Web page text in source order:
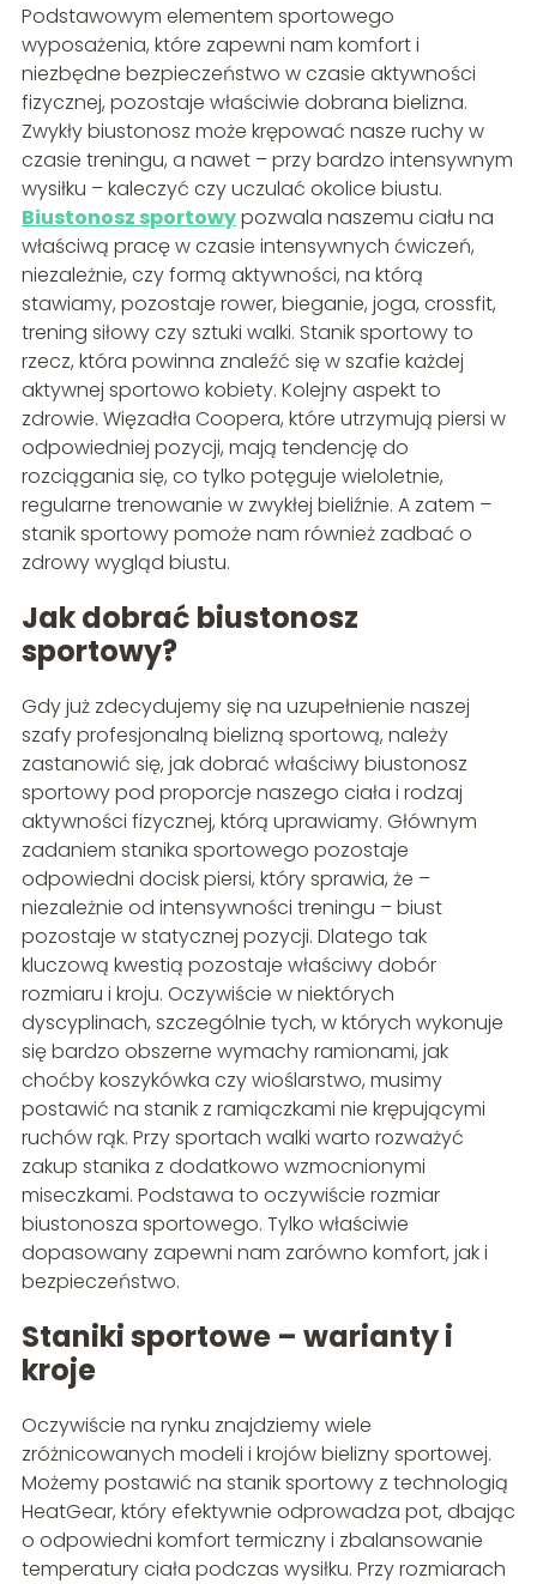
Podstawowym elementem sportowego
wyposażenia, które zapewni nam komfort i
niezbędne bezpieczeństwo w czasie aktywności
fizycznej, pozostaje właściwie dobrana bielizna.
Zwykły biustonosz może krępować nasze ruchy w
czasie treningu, a nawet – przy bardzo intensywnym
wysiłku – kaleczyć czy uczulać okolice biustu.
Biustonosz sportowypozwala naszemu ciału na
właściwą pracę w czasie intensywnych ćwiczeń,
niezależnie, czy formą aktywności, na którą
stawiamy, pozostaje rower, bieganie, joga, crossfit,
trening siłowy czy sztuki walki. Stanik sportowy to
rzecz, która powinna znaleźć się w szafie każdej
aktywnej sportowo kobiety. Kolejny aspekt to
zdrowie. Więzadła Coopera, które utrzymują piersi w
odpowiedniej pozycji, mają tendencję do
rozciągania się, co tylko potęguje wieloletnie,
regularne trenowanie w zwykłej bieliźnie. A zatem –
stanik sportowy pomoże nam również zadbać o
zdrowy wygląd biustu.
Jak dobrać biustonosz
sportowy?
Gdy już zdecydujemy się na uzupełnienie naszej
szafy profesjonalną bielizną sportową, należy
zastanowić się, jak dobrać właściwy biustonosz
sportowy pod proporcje naszego ciała i rodzaj
aktywności fizycznej, którą uprawiamy. Głównym
zadaniem stanika sportowego pozostaje
odpowiedni docisk piersi, który sprawia, że –
niezależnie od intensywności treningu – biust
pozostaje w statycznej pozycji. Dlatego tak
kluczową kwestią pozostaje właściwy dobór
rozmiaru i kroju. Oczywiście w niektórych
dyscyplinach, szczególnie tych, w których wykonuje
się bardzo obszerne wymachy ramionami, jak
choćby koszykówka czy wioślarstwo, musimy
postawić na stanik z ramiączkami nie krępującymi
ruchów rąk. Przy sportach walki warto rozważyć
zakup stanika z dodatkowo wzmocnionymi
miseczkami. Podstawa to oczywiście rozmiar
biustonosza sportowego. Tylko właściwie
dopasowany zapewni nam zarówno komfort, jak i
bezpieczeństwo.
Staniki sportowe – warianty i
kroje
Oczywiście na rynku znajdziemy wiele
zróżnicowanych modeli i krojów bielizny sportowej.
Możemy postawić na stanik sportowy z technologią
HeatGear, który efektywnie odprowadza pot, dbając
o odpowiedni komfort termiczny i zbalansowanie
temperatury ciała podczas wysiłku. Przy rozmiarach